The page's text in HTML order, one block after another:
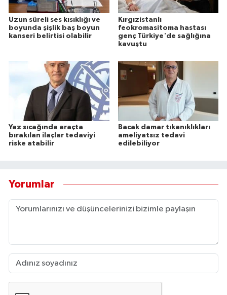
Uzun süreli ses kısıklığı ve
boyunda şişlik baş boyun
kanseri belirtisi olabilir
Kırgızistanlı
feokromasitoma hastası
genç Türkiye'de sağlığına
kavuştu
Yaz sıcağında araçta
bırakılan ilaçlar tedaviyi
riske atabilir
Bacak damar tıkanıklıkları
ameliyatsız tedavi
edilebiliyor
Yorumlar